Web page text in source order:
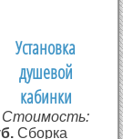
Установка
душевой
кабинки
Стоимость:
Сборка